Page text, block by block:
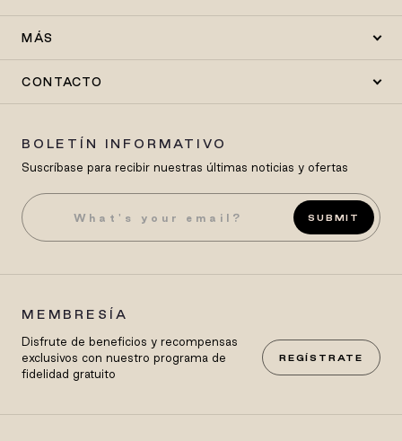
MÁS
CONTACTO
BOLETÍN INFORMATIVO
Suscríbase para recibir nuestras últimas noticias y ofertas
SUBMIT
MEMBRESÍA
Disfrute de beneficios y recompensas
exclusivos con nuestro programa de
fidelidad gratuito
REGÍSTRATE